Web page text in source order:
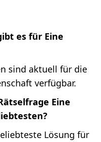
es für Eine
sind aktuell für die
verfügbar.
Eine
Lösung für